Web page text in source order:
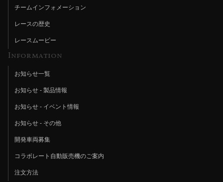
チームインフォメーション
レースの歴史
レースムービー
Information
お知らせ一覧
お知らせ - 製品情報
お知らせ - イベント情報
お知らせ - その他
開発車両募集
コラボレート自動販売機のご案内
注文方法